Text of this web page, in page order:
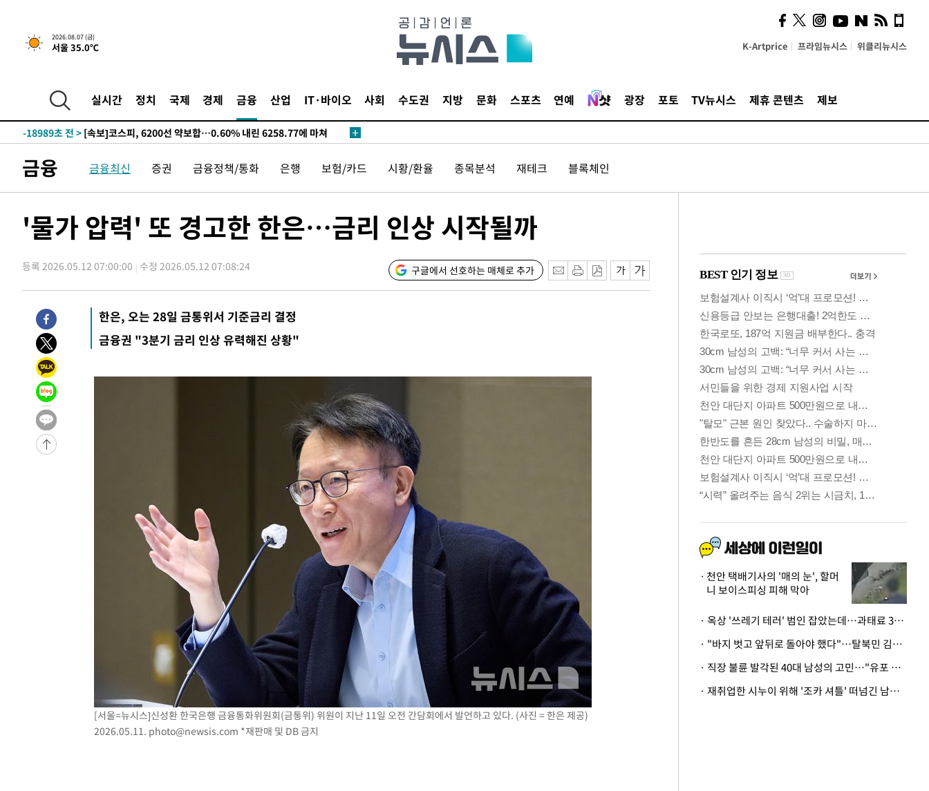
2026.08.07 (금)
서울 35.0℃ K-Artprice 프라임뉴시스 위클리뉴시스
실시간 정치 국제 경제 금융 산업 IT·바이오 사회 수도권 지방 문화 스포츠 연예 광장 포토 TV뉴시스 제휴 콘텐츠 제보
갈 수도
-24887초 전 >낮 최고 37도 찜통더위…곳곳 소나기·강원 많은 비[내일날씨]
-23193초 전 >SK하이닉스, 용인·청주 팹에 54조 투자…"AI 메모리 수요 선제 대
-19302초 전 >
외국인 심판 성 접대 7경기 들여다보니…한국 축구 '5승 2무'
-19036초 전 >
-18989초 전 > [속보]코스피, 6200선 약보합…0.60% 내린 6258.77에 마쳐
-18858초 전 >
[속보] 노원서 40.1도 관측…서울, 2018년 이후 첫 40도
-15948초 전 >[속보]종합특검, '계엄 수용공간 확보' 신용해 前교정본부장 기소
-14792초 전 > 11시간 압수수색에 성접대 파문까지…'쑥대밭' 된 축구협회
병태 후임
-10172초 전 >[속보]국힘 윤리위, '돌려차기 발언' 진종오·서범수 징계 절차 개시
-5497초 전 >[속보] 7월 중국 수출 23.9%↑ 수입 27.5%↑…무역총액 25.3%↑
-2657초 전 >
[속보]'채상병 순직 책임' 임성근, 항소심도 징역 3년
-2523초 전 >
[속보]종합특검, '관저이전 봐주기 감사' 유병호 구속기소
14분 전 >
민주 콩고 에볼라환자 4천명 돌파, 4053명 발생 1850명 사망
-27009초 전 >
-26973초 전 >
선포
-26936초 전 >
[단독]중수청 지원 검사들, 정원 초과 시 낮은 계급 임용…희망지 못
갈 수도
-24907초 전 >
낮 최고 37도 찜통더위…곳곳 소나기·강원 많은 비[내일날씨]
-23213초 전 >
SK하이닉스, 용인·청주 팹에 54조 투자…"AI 메모리 수요 선제 대
여자배구 이재영·이다영 자매, 아제르바이잔 투란VC 입단
외국인 심판 성 접대 7경기 들여다보니…한국 축구 '5승 2무'
[속보]코스닥, 2.86포인트(0.36%) 내린 798.81마감
[속보]코스피, 6200선 약보합…0.60% 내린 6258.77에 마쳐
[속보]원·달러 환율, 7.7원 내린 1416.1원 마감
[속보] 노원서 40.1도 관측…서울, 2018년 이후 첫 40도
[속보]종합특검, '계엄 수용공간 확보' 신용해 前교정본부장 기소
외신들도 주목한 韓축구 파문…"국민적 공분에 수사 재개"
11시간 압수수색에 성접대 파문까지…'쑥대밭' 된 축구협회
[속보]규제합리화위원회 부위원장에 김태유 서울대 공대 교수…이
[속보]국힘 윤리위, '돌려차기 발언' 진종오·서범수 징계 절차 개시
[속보] 7월 중국 수출 23.9%↑ 수입 27.5%↑…무역총액 25.3%↑
[속보]'채상병 순직 책임' 임성근, 항소심도 징역 3년
[속보]종합특검, '관저이전 봐주기 감사' 유병호 구속기소
민주 콩고 에볼라환자 4천명 돌파, 4053명 발생 1850명 사망
금융 금융최신 증권 금융정책/통화 은행 보험/카드 시황/환율 종목분석 재테크 블록체인
'물가 압력' 또 경고한 한은…금리 인상 시작될까
등록 2026.05.12 07:00:00 수정 2026.05.12 07:08:24 구글에서 선호하는 매체로 추가
한은, 오는 28일 금통위서 기준금리 결정
금융권 "3분기 금리 인상 유력해진 상황"
[서울=뉴시스]신성환 한국은행 금융통화위원회(금통위) 위원이 지난 11일 오전 간담회에서 발언하고 있다. (사진 = 한은 제공)
2026.05.11. photo@newsis.com *재판매 및 DB 금지
시, 스마트폰 액세서리에
NFC 더했다
천안 택배기사의 '매의 눈', 할머
니 보이스피싱 피해 막아
· 옥상 '쓰레기 테러' 범인 잡았는데…과태료 3만원 처분에 숙박업주 허탈
· "바지 벗고 앞뒤로 돌아야 했다"…탈북민 김서아, 기쁨조 검사 수치심 회상
· 직장 불륜 발각된 40대 남성의 고민…"유포 동료 명예훼손·협박죄 고소 가능할까"
· 재취업한 시누이 위해 '조카 셔틀' 떠넘긴 남편…아내 "난 못한다"